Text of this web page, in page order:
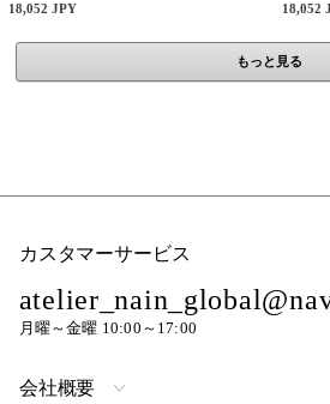
18,052 JPY 18,052
もっと見る
カスタマーサービス
月曜～金曜 10:00～17:00
会社概要